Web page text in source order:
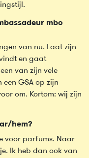
mbo
van nu. Laat zijn
en gaat
van zijn vele
GSA op zijn
om. Kortom: wij zijn
hem?
voor parfums. Naar
Ik heb dan ook van